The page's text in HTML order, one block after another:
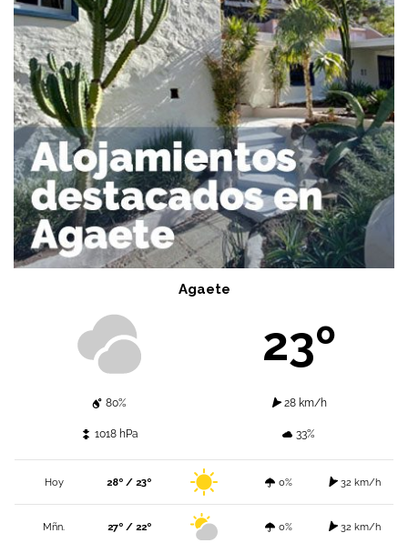
Agaete
23º
80% 28 km/h
1018 hPa 33%
Hoy 28º / 23º 0% 32 km/h
Mñn. 27º / 22º 0% 32 km/h